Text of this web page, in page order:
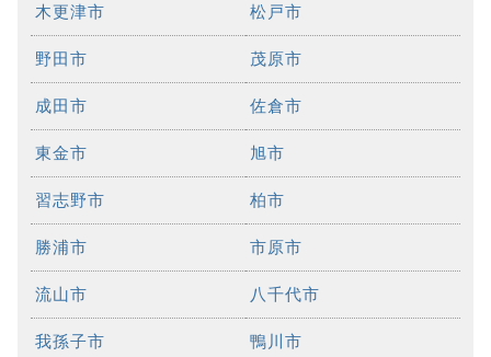
木更津市 松戸市
野田市 茂原市
成田市 佐倉市
東金市 旭市
習志野市 柏市
勝浦市 市原市
流山市 八千代市
我孫子市 鴨川市